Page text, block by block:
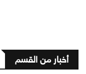
أخبار من القسم